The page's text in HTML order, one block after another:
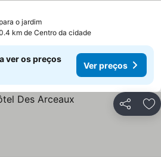
o jardimVer preços
km de Centro da cidade
ver os preços
Ver preços
Partilhar